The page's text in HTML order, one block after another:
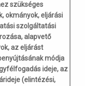
szükséges
okmányok, eljárási
szolgáltatási
alapvető
az eljárást
módja
ideje, az
(elintézési,